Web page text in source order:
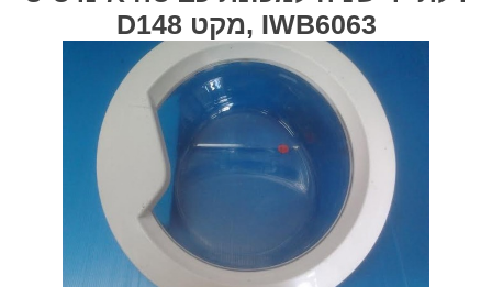
IWB6063 ,מקט D148